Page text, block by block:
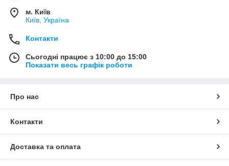
м. Київ
Київ, Україна
Контакти
Сьогодні працює з 10:00 до 15:00
Показати весь графік роботи
Про нас
Контакти
Доставка та оплата